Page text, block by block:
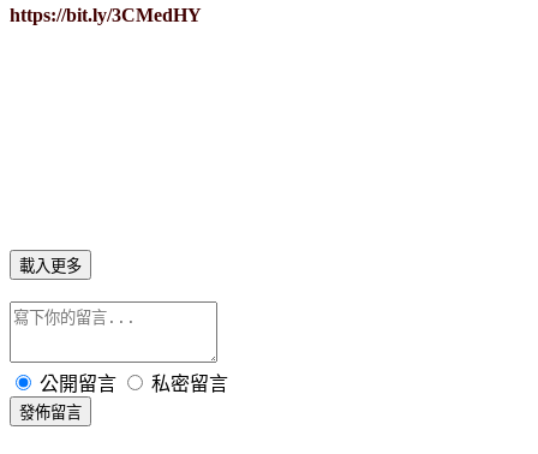
https://bit.ly/3CMedHY
載入更多
公開留言 私密留言
發佈留言